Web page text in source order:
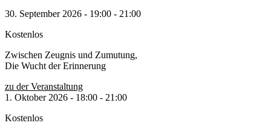
30. September 2026 - 19:00 - 21:00
Kostenlos
Zwischen Zeugnis und Zumutung,
Die Wucht der Erinnerung
zu der Veranstaltung
1. Oktober 2026 - 18:00 - 21:00
Kostenlos